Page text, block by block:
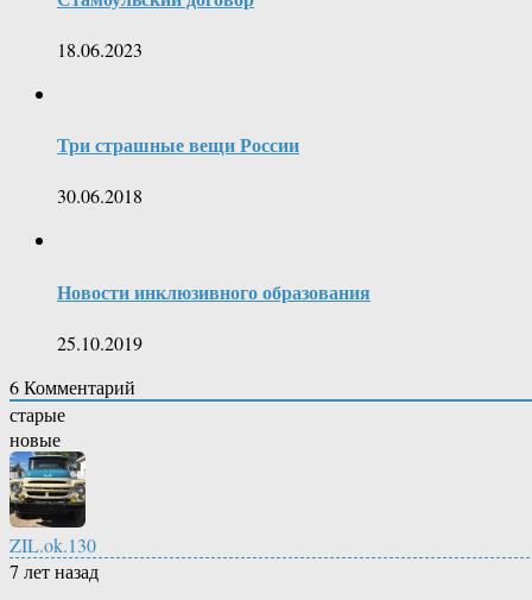
18.06.2023
Три страшные вещи России
30.06.2018
Новости инклюзивного образования
25.10.2019
6Комментарий
старые
новые
ZIL.ok.130
7 лет назад